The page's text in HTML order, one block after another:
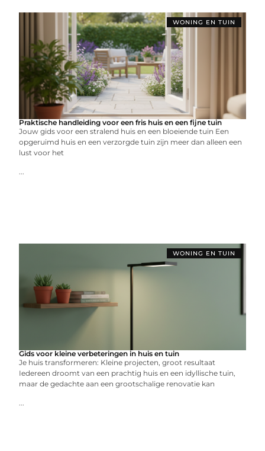
WONING EN TUIN
Praktische handleiding voor een fris huis en een fijne tuin
Jouw gids voor een stralend huis en een bloeiende tuin Een
opgeruimd huis en een verzorgde tuin zijn meer dan alleen een
lust voor het
...
WONING EN TUIN
Gids voor kleine verbeteringen in huis en tuin
Je huis transformeren: Kleine projecten, groot resultaat
Iedereen droomt van een prachtig huis en een idyllische tuin,
maar de gedachte aan een grootschalige renovatie kan
...